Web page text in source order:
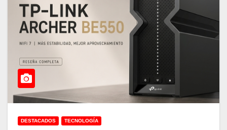
DESTACADOS TECNOLOGÍA